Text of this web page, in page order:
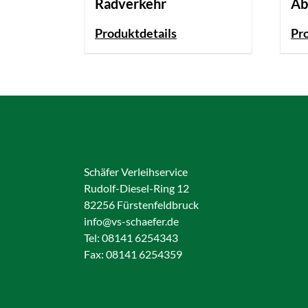
Produktdetails
Schäfer Verleihservice
Rudolf-Diesel-Ring 12
82256 Fürstenfeldbruck
info@vs-schaefer.de
Tel: 08141 6254343
Fax: 08141 6254359